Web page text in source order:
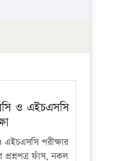
ও এইচএসসি
পরীক্ষার
প্রশ্নপত্র ফাঁস, নকল